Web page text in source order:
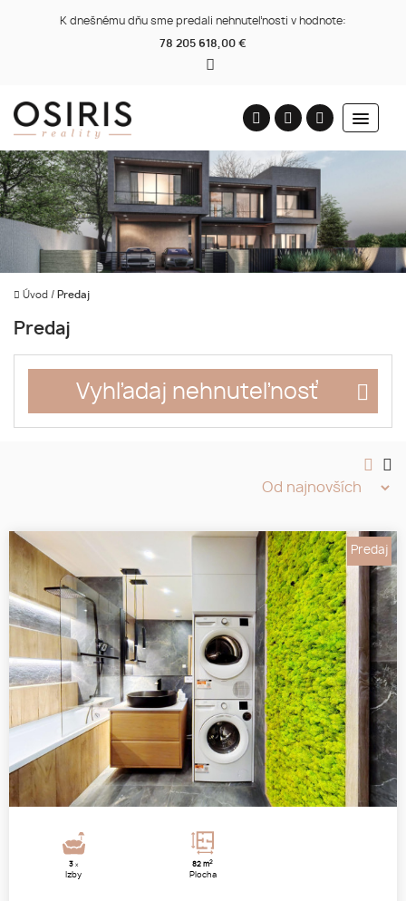
K dnešnému dňu sme predali nehnuteľnosti v hodnote:
78 205 618,00 €
Úvod / Predaj
Predaj
Vyhľadaj nehnuteľnosť
3x
Izby
82 m2
Plocha
Predaj